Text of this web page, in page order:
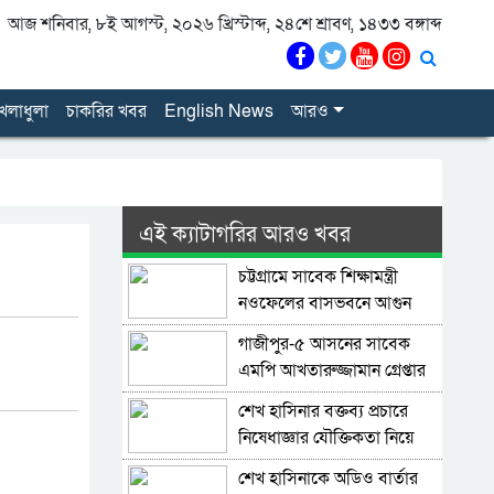
আজ শনিবার, ৮ই আগস্ট, ২০২৬ খ্রিস্টাব্দ, ২৪শে শ্রাবণ, ১৪৩৩ বঙ্গাব্দ
চাকরির খবর English News আরও
এই ক্যাটাগরির আরও খবর
চট্টগ্রামে সাবেক শিক্ষামন্ত্রী
নওফেলের বাসভবনে আগুন
গাজীপুর-৫ আসনের সাবেক
এমপি আখতারুজ্জামান গ্রেপ্তার
শেখ হাসিনার বক্তব্য প্রচারে
নিষেধাজ্ঞার যৌক্তিকতা নিয়ে
রুমিন ফারহানার প্রশ্ন
শেখ হাসিনাকে অডিও বার্তার